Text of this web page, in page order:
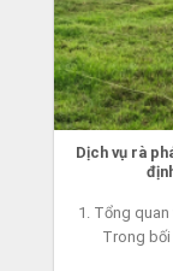
Dịch vụ rà
1. Tổng
Trong bối